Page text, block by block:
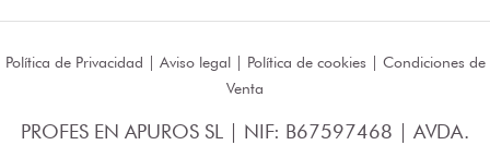
Política de Privacidad | Aviso legal| Política de cookies | Condiciones de
Venta
PROFES EN APUROS SL | NIF: B67597468 | AVDA.